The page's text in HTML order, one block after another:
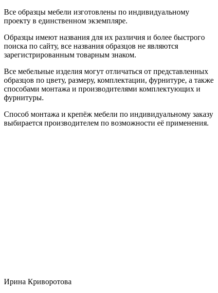
Все образцы мебели изготовлены по индивидуальному
проекту в единственном экземпляре.
Образцы имеют названия для их различия и более быстрого
поиска по сайту, все названия образцов не являются
зарегистрированным товарным знаком.
Все мебельные изделия могут отличаться от представленных
образцов по цвету, размеру, комплектации, фурнитуре, а также
способами монтажа и производителями комплектующих и
фурнитуры.
Способ монтажа и крепёж мебели по индивидуальному заказу
выбирается производителем по возможности её применения.
Ирина Криворотова